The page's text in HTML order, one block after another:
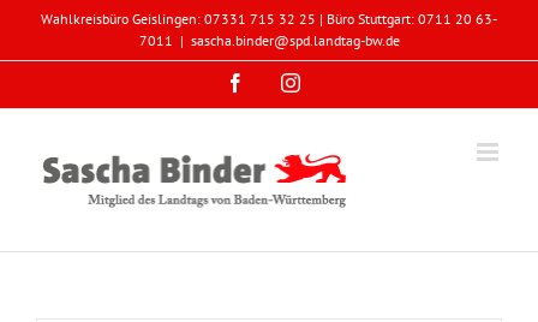
Wahlkreisbüro Geislingen: 07331 715 32 25 | Büro Stuttgart: 0711 20 63-
7011 | sascha.binder@spd.landtag-bw.de
FacebookInstagram